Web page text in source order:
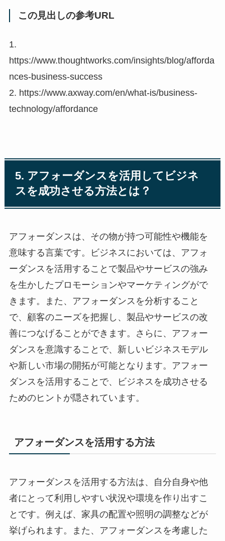
この見出しの参考URL
1.
https://www.thoughtworks.com/insights/blog/afforda
nces-business-success
2. https://www.axway.com/en/what-is/business-
technology/affordance
5. アフォーダンスを活用してビジネ
スを成功させる方法とは？
アフォーダンスは、その物が持つ可能性や機能を
意味する言葉です。ビジネスにおいては、アフォ
ーダンスを活用することで製品やサービスの強み
を生かしたプロモーションやマーケティングがで
きます。また、アフォーダンスを分析すること
で、顧客のニーズを把握し、製品やサービスの改
善につなげることができます。さらに、アフォー
ダンスを意識することで、新しいビジネスモデル
や新しい市場の開拓が可能となります。アフォー
ダンスを活用することで、ビジネスを成功させる
ためのヒントが隠されています。
アフォーダンスを活用する方法
アフォーダンスを活用する方法は、自分自身や他
者にとって利用しやすい状況や環境を作り出すこ
とです。例えば、家具の配置や照明の調整などが
挙げられます。また、アフォーダンスを考慮した